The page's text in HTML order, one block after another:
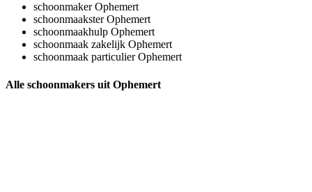
schoonmaker Ophemert
schoonmaakster Ophemert
schoonmaakhulp Ophemert
schoonmaak zakelijk Ophemert
schoonmaak particulier Ophemert
Alle schoonmakers uit Ophemert